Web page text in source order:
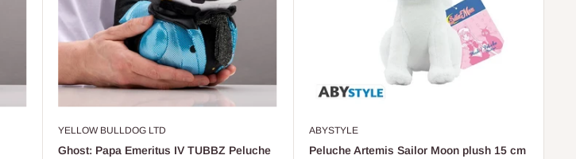
YELLOW BULLDOG LTD
Ghost: Papa Emeritus IV TUBBZ Peluche
ABYSTYLE
Peluche Artemis Sailor Moon plush 15 cm